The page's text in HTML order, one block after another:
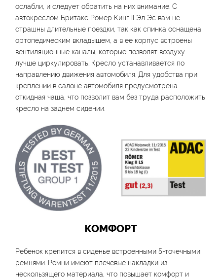
ослабли, и следует обратить на них внимание. С
автокреслом Бритакс Ромер Кинг II Эл Эс вам не
страшны длительные поездки, так как спинка оснащена
ортопедическим вкладышем, а в ее корпус встроены
вентиляционные каналы, которые позволят воздуху
лучше циркулировать. Кресло устанавливается по
направлению движения автомобиля. Для удобства при
креплении в салоне автомобиля предусмотрена
откидная чаша, что позволит вам без труда расположить
кресло на заднем сидении.
КОМФОРТ
Ребенок крепится в сиденье встроенными 5-точечными
ремнями. Ремни имеют плечевые накладки из
нескользящего материала, что повышает комфорт и